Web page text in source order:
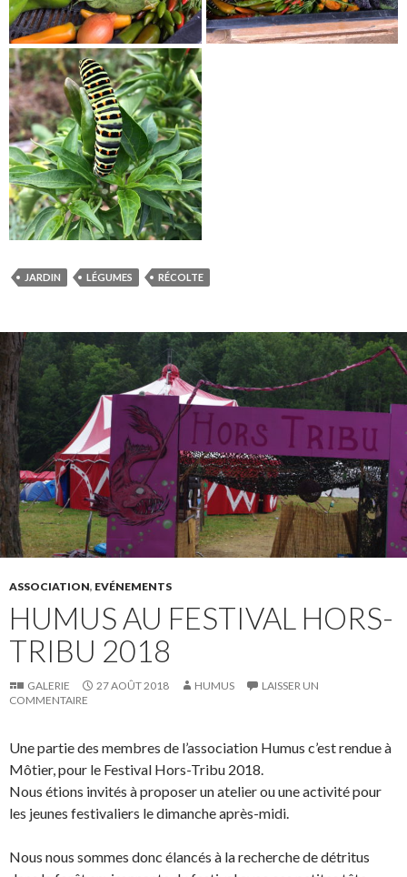
JARDIN LÉGUMES RÉCOLTE
ASSOCIATION, EVÉNEMENTS
HUMUS AU FESTIVAL HORS-
TRIBU 2018
GALERIE 27 AOÛT 2018 HUMUS
LAISSER UN
COMMENTAIRE
Une partie des membres de l’association Humus c’est rendue à
Môtier, pour le Festival Hors-Tribu 2018.
Nous étions invités à proposer un atelier ou une activité pour
les jeunes festivaliers le dimanche après-midi.
Nous nous sommes donc élancés à la recherche de détritus